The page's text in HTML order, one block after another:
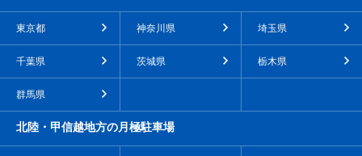
東京都 神奈川県 埼玉県
千葉県 茨城県 栃木県
群馬県
北陸・甲信越地方の月極駐車場